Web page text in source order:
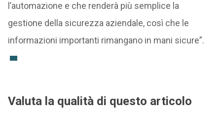
l’automazione e che renderà più semplice la
gestione della sicurezza aziendale, così che le
informazioni importanti rimangano in mani sicure”.
Valuta la qualità di questo articolo